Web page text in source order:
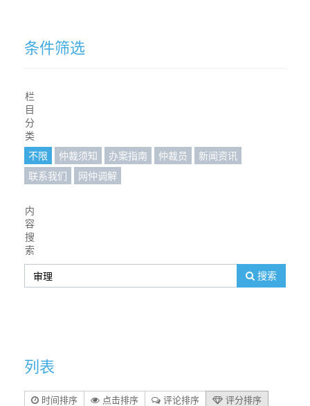
条件筛选
栏
目
分
类
不限 仲裁须知 办案指南 仲裁员
新闻资讯
联系我们
网仲调解
内
容
搜
索
搜索
列表
时间排序 点击排序 评论排序
评分排序